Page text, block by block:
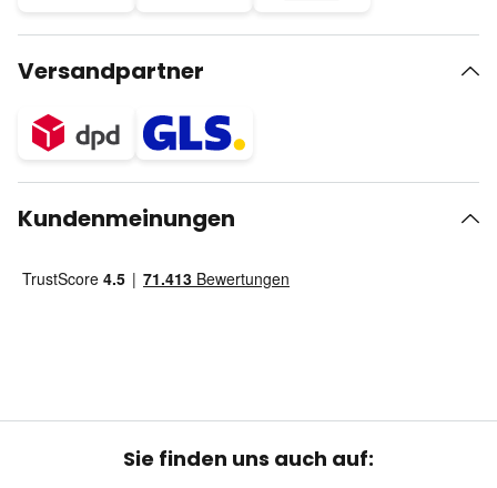
Versandpartner
Kundenmeinungen
Sie finden uns auch auf: